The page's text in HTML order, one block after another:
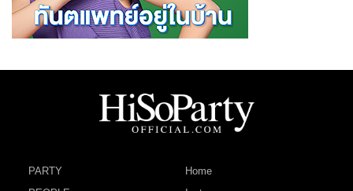
PARTY
Home